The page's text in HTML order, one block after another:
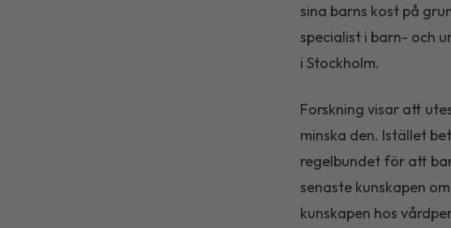
sina barns kost på
specialist i barn- och
i Stockholm.
Forskning visar att
minska den. Istället
regelbundet för att
senaste kunskapen
kunskapen hos